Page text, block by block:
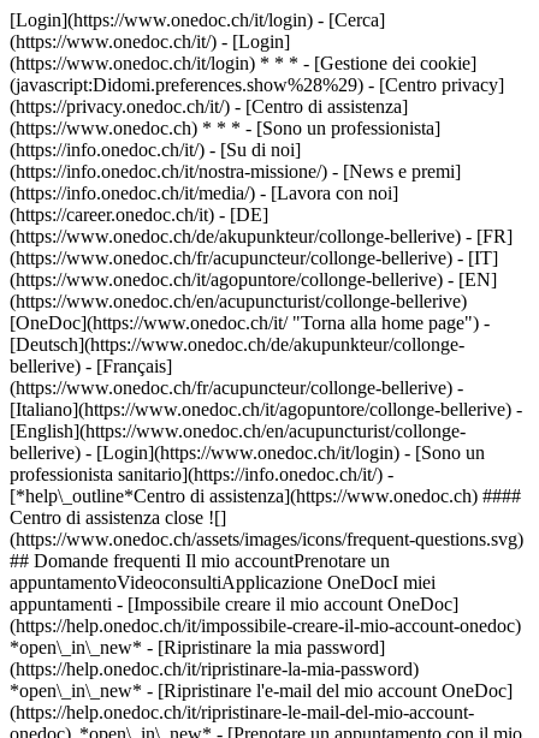
[Login](https://www.onedoc.ch/it/login) - [Cerca]
(https://www.onedoc.ch/it/) - [Login]
(https://www.onedoc.ch/it/login) * * * - [Gestione dei cookie]
(javascript:Didomi.preferences.show%28%29) - [Centro privacy]
(https://privacy.onedoc.ch/it/) - [Centro di assistenza]
(https://www.onedoc.ch) * * * - [Sono un professionista]
(https://info.onedoc.ch/it/) - [Su di noi]
(https://info.onedoc.ch/it/nostra-missione/) - [News e premi]
(https://info.onedoc.ch/it/media/) - [Lavora con noi]
(https://career.onedoc.ch/it) - [DE]
(https://www.onedoc.ch/de/akupunkteur/collonge-bellerive) - [FR]
(https://www.onedoc.ch/fr/acupuncteur/collonge-bellerive) - [IT]
(https://www.onedoc.ch/it/agopuntore/collonge-bellerive) - [EN]
(https://www.onedoc.ch/en/acupuncturist/collonge-bellerive)
[OneDoc](https://www.onedoc.ch/it/ "Torna alla home page") -
[Deutsch](https://www.onedoc.ch/de/akupunkteur/collonge-
bellerive) - [Français]
(https://www.onedoc.ch/fr/acupuncteur/collonge-bellerive) -
[Italiano](https://www.onedoc.ch/it/agopuntore/collonge-bellerive) -
[English](https://www.onedoc.ch/en/acupuncturist/collonge-
bellerive) - [Login](https://www.onedoc.ch/it/login) - [Sono un
professionista sanitario](https://info.onedoc.ch/it/) -
[*help\_outline*Centro di assistenza](https://www.onedoc.ch) ####
Centro di assistenza close ![]
(https://www.onedoc.ch/assets/images/icons/frequent-questions.svg)
## Domande frequenti Il mio accountPrenotare un
appuntamentoVideoconsultiApplicazione OneDocI miei
appuntamenti - [Impossibile creare il mio account OneDoc]
(https://help.onedoc.ch/it/impossibile-creare-il-mio-account-onedoc)
*open\_in\_new* - [Ripristinare la mia password]
(https://help.onedoc.ch/it/ripristinare-la-mia-password)
*open\_in\_new* - [Ripristinare l'e-mail del mio account OneDoc]
(https://help.onedoc.ch/it/ripristinare-le-mail-del-mio-account-
onedoc) *open\_in\_new* - [Prenotare un appuntamento con il mio